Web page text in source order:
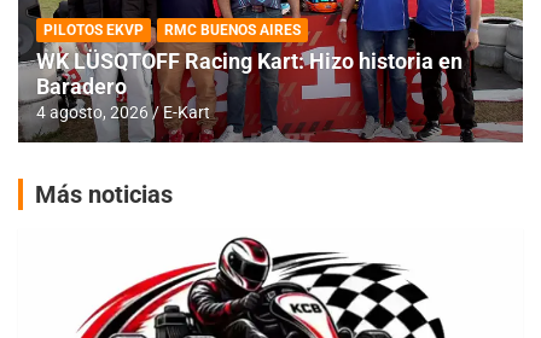
PILOTOS EKVP RMC BUENOS AIRES
WK LÜSQTOFF Racing Kart: Hizo historia en
Baradero
4 agosto, 2026 E-Kart
Más noticias